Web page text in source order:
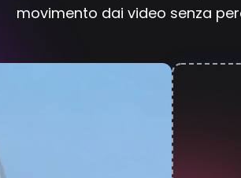
movimento dai video senza